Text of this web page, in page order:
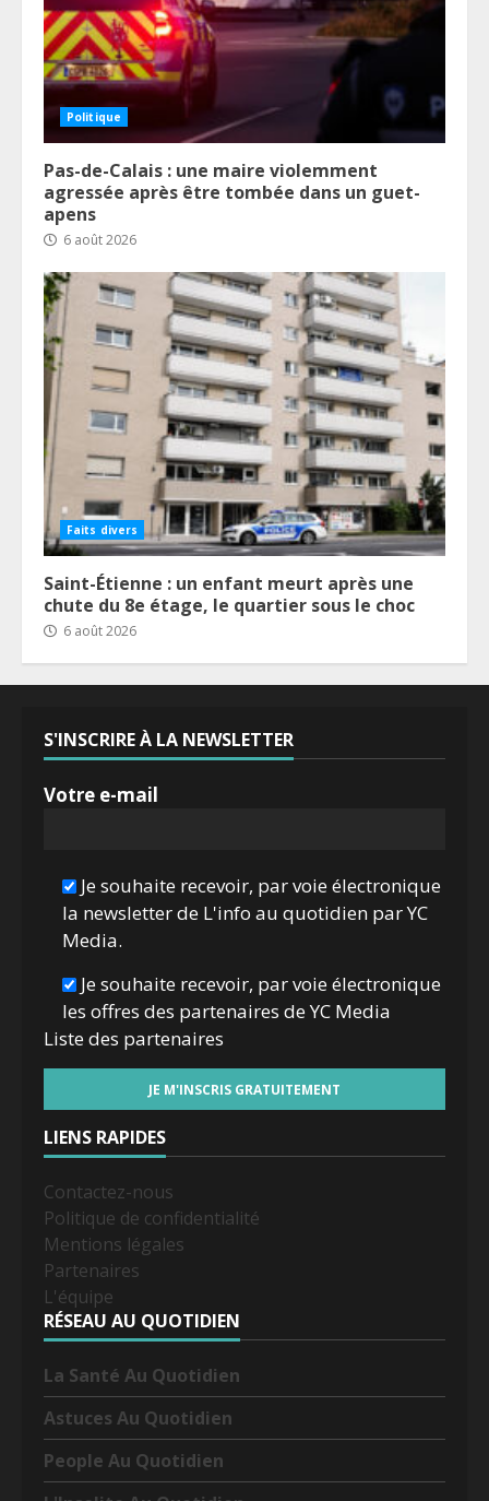
Politique
Pas-de-Calais : une maire violemment
agressée après être tombée dans un guet-
apens
6 août 2026
Faits divers
Saint-Étienne : un enfant meurt après une
chute du 8e étage, le quartier sous le choc
6 août 2026
S'INSCRIRE À LA NEWSLETTER
Votre e-mail
Je souhaite recevoir, par voie électronique
la newsletter de L'info au quotidien par YC
Media.
Je souhaite recevoir, par voie électronique
les offres des partenaires de YC Media
Liste des partenaires
LIENS RAPIDES
Contactez-nous
Politique de confidentialité
Mentions légales
Partenaires
L'équipe
RÉSEAU AU QUOTIDIEN
La Santé Au Quotidien
Astuces Au Quotidien
People Au Quotidien